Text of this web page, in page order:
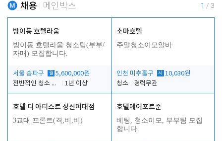
채용 메인박스 1 / 3
방이동 호텔라움
방이동 호텔라움 청소팀(부부/
자매) 모집합니다.
서울 송파구 월 5,600,000원
전반적인 청소 업무(객실청소.객실정리)
1년 이상
소마호텔
주말청소이모알바
인천 미추홀구 시
10,030원
청소
경력무관
호텔 디 아티스트 성신여대점
3교대 프론트(격,비,비)
호텔에어포트준
베팅, 청소이모, 부부팀 모집
합니다.